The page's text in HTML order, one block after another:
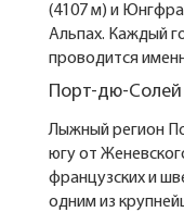
(4107 м) и
Альпах. Каждый
проводится
Порт-дю-Солей
Лыжный регион
югу от
французских и
одним из